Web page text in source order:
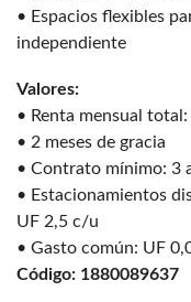
• Espacios flexibles
independiente
Valores:
• Renta mensual total:
• 2 meses de gracia
• Contrato mínimo: 3
• Estacionamientos
UF 2,5 c/u
• Gasto común: UF
Código: 1880089637